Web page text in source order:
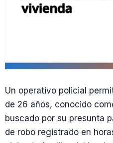
Un operativo policial
de 26 años, conocido
buscado por su presunta
de robo registrado en